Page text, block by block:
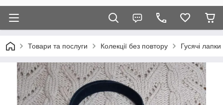
Товари та послуги Колекції без повтору Гусячі лапки